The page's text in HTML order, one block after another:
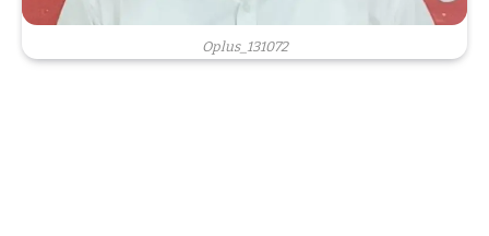
Oplus_131072